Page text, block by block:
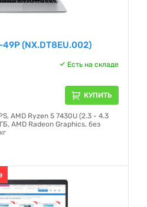
(NX.DT8EU.002)
Есть на складе
КУПИТЬ
AMD Ryzen 5 7430U (2.3 - 4.3
AMD Radeon Graphics, без